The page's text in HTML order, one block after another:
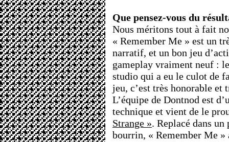
Que pensez-vous du
Nous méritons tout à fait
« Remember Me » est un
narratif, et un bon jeu
gameplay vraiment neuf :
studio qui a eu le culot de
jeu, c’est très honorable et
L’équipe de Dontnod est
technique et vient de le
Strange ». Replacé dans
bourrin, « Remember Me